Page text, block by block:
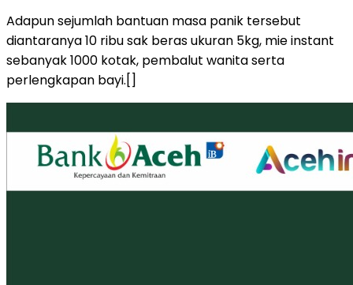
Adapun sejumlah bantuan masa panik tersebut
diantaranya 10 ribu sak beras ukuran 5kg, mie instant
sebanyak 1000 kotak, pembalut wanita serta
perlengkapan bayi.[]